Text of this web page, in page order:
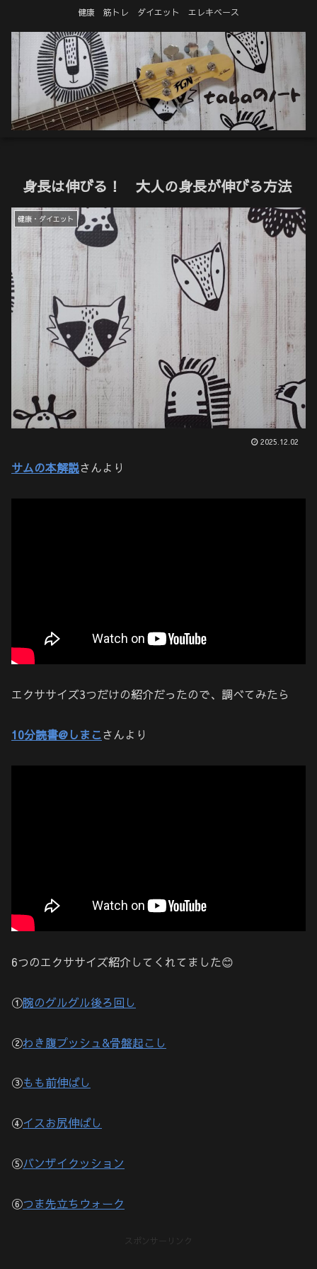
健康 筋トレ ダイエット エレキベース
身長は伸びる！ 大人の身長が伸びる方法
健康・ダイエット
2025.12.02
サムの本解説さんより
エクササイズ3つだけの紹介だったので、調べてみたら
10分読書@しまこさんより
6つのエクササイズ紹介してくれてました😊
①腕のグルグル後ろ回し
②わき腹プッシュ&骨盤起こし
③もも前伸ばし
④イスお尻伸ばし
⑤バンザイクッション
⑥つま先立ちウォーク
スポンサーリンク